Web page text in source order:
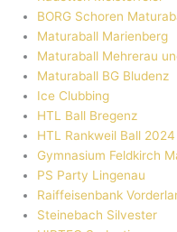
BORG Schoren
Maturaball Marienberg
Maturaball Mehrerau
Maturaball BG Bludenz
Ice Clubbing
HTL Ball Bregenz
HTL Rankweil Ball 2024
Gymnasium Feldkirch
PS Party Lingenau
Raiffeisenbank
Steinebach Silvester